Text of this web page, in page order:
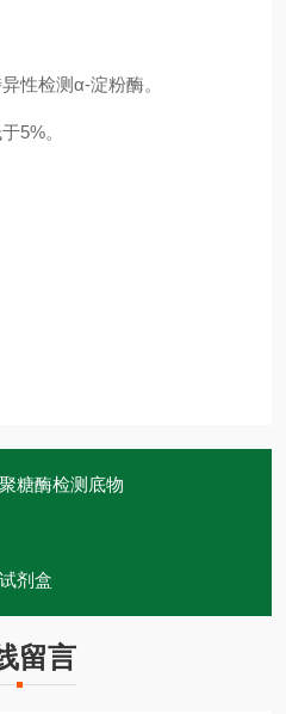
性检测α-淀粉酶。
5%。
糖酶检测底物
剂盒
留言